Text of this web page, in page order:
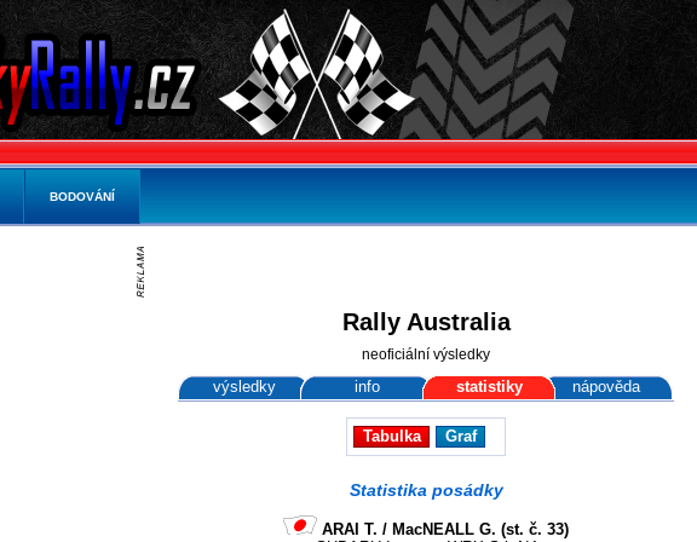
Rally Australia
neoficiální výsledky
výsledky info statistiky nápověda
Tabulka Graf
Statistika posádky
ARAI T. / MacNEALL G. (st. č. 33)
BODOVÁNÍ